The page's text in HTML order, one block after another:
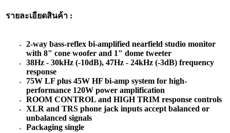
รายละเอียดสินค้า :
2-way bass-reflex bi-amplified nearfield studio monitor
with 8" cone woofer and 1" dome tweeter
38Hz - 30kHz (-10dB), 47Hz - 24kHz (-3dB) frequency
response
75W LF plus 45W HF bi-amp system for high-
performance 120W power amplification
ROOM CONTROL and HIGH TRIM response controls
XLR and TRS phone jack inputs accept balanced or
unbalanced signals
Packaging single